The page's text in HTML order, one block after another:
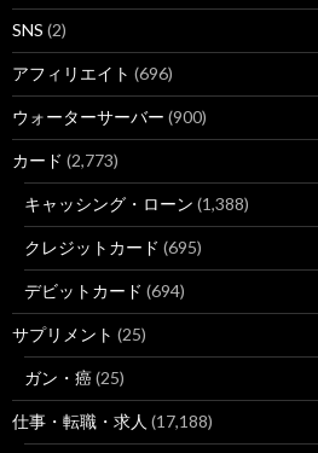
SNS (2)
アフィリエイト (696)
ウォーターサーバー (900)
カード (2,773)
キャッシング・ローン (1,388)
クレジットカード (695)
デビットカード (694)
サプリメント (25)
ガン・癌(25)
仕事・転職・求人 (17,188)